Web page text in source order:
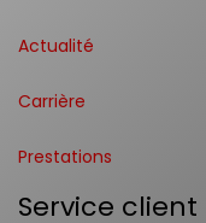
Actualité
Carrière
Prestations
Service client